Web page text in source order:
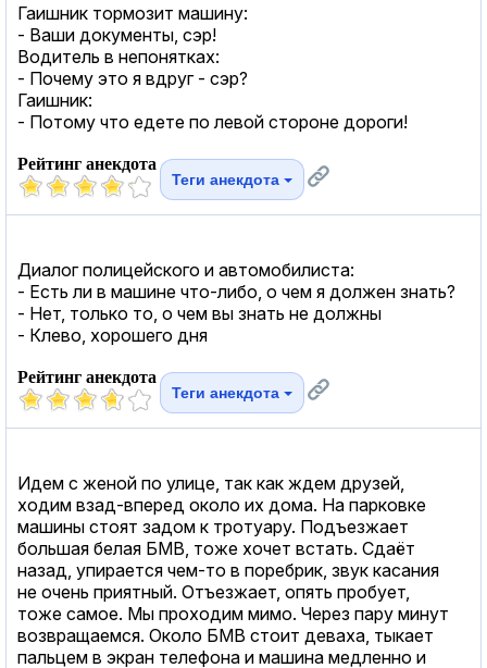
Гаишник тормозит машину:
- Ваши документы, сэр!
Водитель в непонятках:
- Почему это я вдруг - сэр?
Гаишник:
- Потому что едете по левой стороне дороги!
Рейтинг анекдота
Теги анекдота
Диалог полицейского и автомобилиста:
- Есть ли в машине что-либо, о чем я должен знать?
- Нет, только то, о чем вы знать не должны
- Клево, хорошего дня
Рейтинг анекдота
Теги анекдота
Идем с женой по улице, так как ждем друзей,
ходим взад-вперед около их дома. На парковке
машины стоят задом к тротуару. Подъезжает
большая белая БМВ, тоже хочет встать. Сдаёт
назад, упирается чем-то в поребрик, звук касания
не очень приятный. Отъезжает, опять пробует,
тоже самое. Мы проходим мимо. Через пару минут
возвращаемся. Около БМВ стоит деваха, тыкает
пальцем в экран телефона и машина медленно и